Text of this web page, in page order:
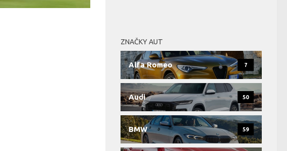
ZNAČKY AUT
Alfa Romeo 7
Audi 50
BMW 59